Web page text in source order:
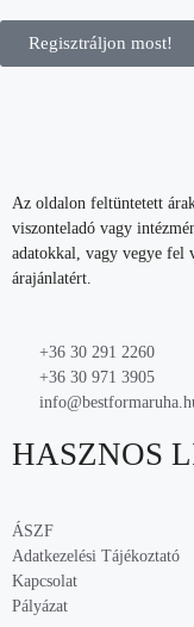
Regisztráljon most!
Az oldalon feltüntetett
viszonteladó vagy
adatokkal, vagy vegye fel
árajánlatért.
+36 30 291 2260
+36 30 971 3905
HASZNOS
ÁSZF
Adatkezelési Tájékoztató
Kapcsolat
Pályázat